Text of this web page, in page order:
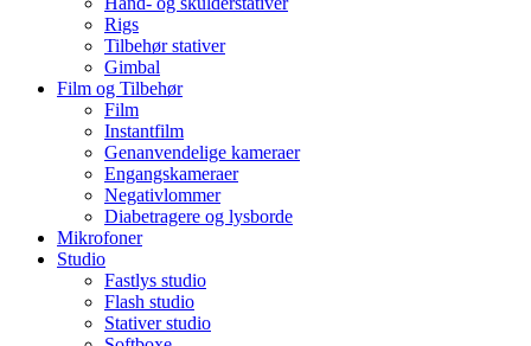
Rigs
Tilbehør stativer
Gimbal
Film og Tilbehør
Film
Instantfilm
Genanvendelige kameraer
Engangskameraer
Negativlommer
Diabetragere og lysborde
Mikrofoner
Studio
Fastlys studio
Flash studio
Stativer studio